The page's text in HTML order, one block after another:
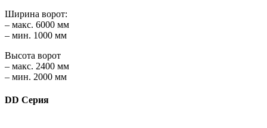
Ширина ворот:
– макс. 6000 мм
– мин. 1000 мм
Высота ворот
– макс. 2400 мм
– мин. 2000 мм
DD Серия